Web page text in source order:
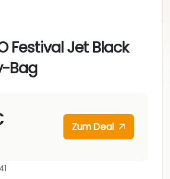
Festival Jet Black
Bag
Zum Deal